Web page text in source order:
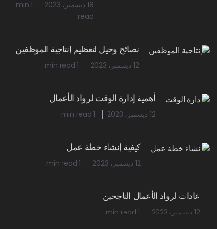
18 ديسمبر، 2023
1 min
read
نصائح وحيل لتعظيم إنتاجية الموظفين
12 ديسمبر، 2023 1 min read
أهمية إدارة الوقت لرواد الأعمال
12 ديسمبر، 2023 1 min read
كيفية إنشاء خطة عمل
12 ديسمبر، 2023 1 min read
عادات لرواد الأعمال الناجحين
12 ديسمبر، 2023 1 min read